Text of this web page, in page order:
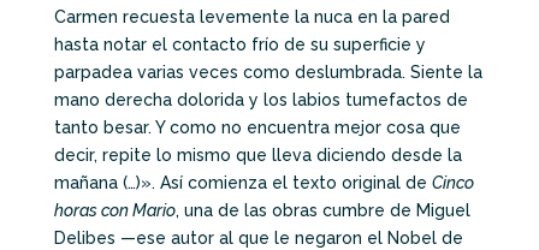
Carmen recuesta levemente la nuca en la pared
hasta notar el contacto frío de su superficie y
parpadea varias veces como deslumbrada. Siente la
mano derecha dolorida y los labios tumefactos de
tanto besar. Y como no encuentra mejor cosa que
decir, repite lo mismo que lleva diciendo desde la
mañana (…)». Así comienza el texto original de Cinco
horas con Mario, una de las obras cumbre de Miguel
Delibes —ese autor al que le negaron el Nobel de